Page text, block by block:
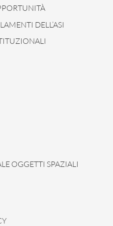
DELL’ASI
OGGETTI SPAZIALI